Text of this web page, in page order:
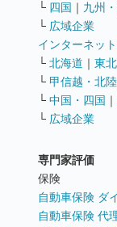
└ 四国 ｜ 九州
└ 広域企業
インターネッ
└ 北海道 ｜ 東北
└ 甲信越・北陸
└ 中国・四国 ｜
└ 広域企業
専門家評価
保険
自動車保険 ダ
自動車保険 代